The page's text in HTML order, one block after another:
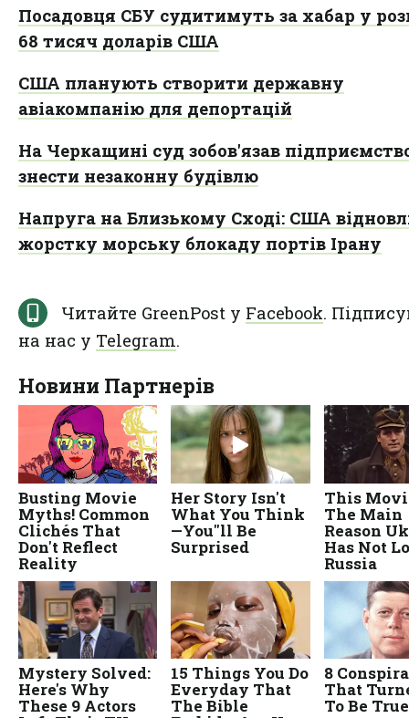
Посадовця СБУ судитимуть за хабар у
68 тисяч доларів США
США планують створити державну
авіакомпанію для депортацій
На Черкащині суд зобов'язав
знести незаконну будівлю
Напруга на Близькому Сході: США
жорстку морську блокаду портів Ірану
Читайте GreenPost у Facebook.
на нас у Telegram.